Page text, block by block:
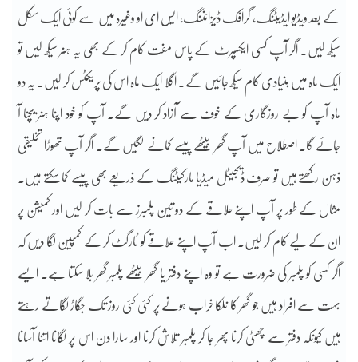
کے بعد ویڈیو ایڈیٹنگ، گرافک ڈیزائننگ، ایس ای او وغیرہ میں سے کوئی ایک سکل
سیکھ لیں۔ اگر آپ کسی ایکسپرٹ کے پاس مفت کام کر کے بھی یہ ہنر سیکھ لیں تو
ایک ماہ میں بنیادی کام سیکھ جائیں گے۔ اگلا ایک ماہ اس کی پریکٹس کر لیں۔ یہ دو
ماہ آپ کو بے روزگاری کے خوف سے آزاد کر دیں گے۔ آپ کو خود اپنا ہنر بیچنا آ
جائے گا۔ اصطلاح میں آپ گھر بیٹھے پیسے کمانے لگیں گے۔ اگر آپ تھوڑا تخلیقی
ذہن رکھتے ہیں تو صرف ڈیجیٹل میڈیا مارکیٹنگ کے ذریعے بھی پیسے کما سکتے ہیں۔
مثال کے طور پر آپ اپنے علاقے کے دو تین پلمبرز سے بات کر لیں اور کمیشن پر
ان کے لیے کام کر لیں۔ اب آپ اپنے علاقے کو ٹارگٹ کر کے کمپین لگا دیں کہ
اگر کسی کو پلمبر کی ضرورت ہے تو وہ اپنے دفتر یا گھر بیٹھے پلمبر گھر بلا سکتا ہے۔ ایسے
بہت سے افراد ہیں جو گھر کا نلکا خراب ہونے پر کئی کئی روز تک جگاڑ لگاتے رہتے
ہیں کیونکہ دفتر سے چھٹی کرنا پھر جا کر پلمبر تلاش کرنا اور سارا دن اس پر لگانا اتنا آسانا